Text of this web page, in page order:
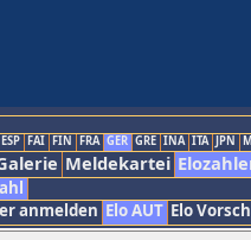
ESP FAI FIN FRA GER GRE INA ITA JPN
Meldekartei
anmelden Elo AUT Elo